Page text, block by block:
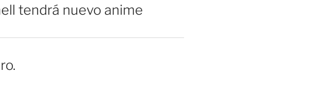
tendrá nuevo anime